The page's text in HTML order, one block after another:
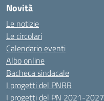
Novità
Le notizie
Le circolari
Calendario eventi
Albo online
Bacheca sindacale
I progetti del PNRR
I progetti del PN 2021-2027